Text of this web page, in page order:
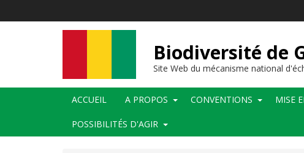
Biodiversité de
Site Web du mécanisme national
Main
ACCUEIL A PROPOS CONVENTIONS MISE
POSSIBILITÉS D'AGIR